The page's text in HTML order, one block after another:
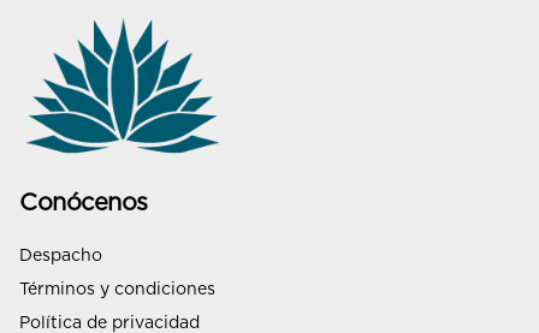
Conócenos
Despacho
Términos y condiciones
Política de privacidad